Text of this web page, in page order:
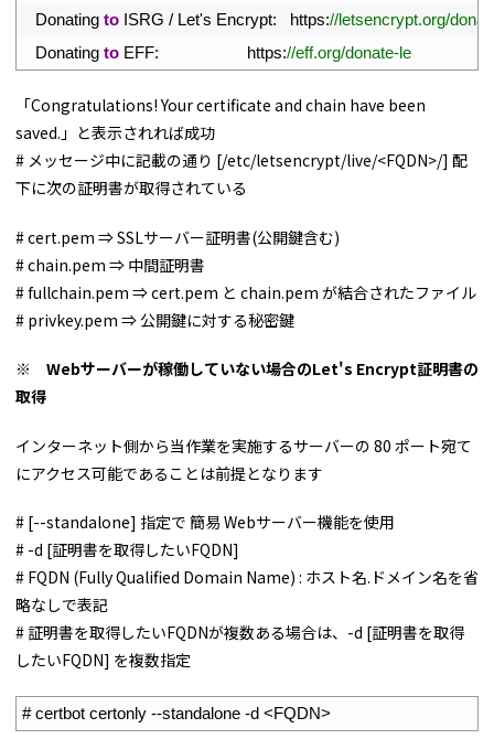
Donating to ISRG / Let's Encrypt: https://letsencrypt.org/
Donating to EFF: https://eff.org/donate-le
「Congratulations! Your certificate and chain have been
saved.」と表示されれば成功
# メッセージ中に記載の通り [/etc/letsencrypt/live/<FQDN>/] 配
下に次の証明書が取得されている
# cert.pem ⇒ SSLサーバー証明書(公開鍵含む)
# chain.pem ⇒ 中間証明書
# fullchain.pem ⇒ cert.pem と chain.pem が結合されたファイル
# privkey.pem ⇒ 公開鍵に対する秘密鍵
※ Webサーバーが稼働していない場合のLet's Encrypt証明書の
取得
インターネット側から当作業を実施するサーバーの 80 ポート宛て
にアクセス可能であることは前提となります
# [--standalone] 指定で 簡易 Webサーバー機能を使用
# -d [証明書を取得したいFQDN]
# FQDN (Fully Qualified Domain Name) : ホスト名.ドメイン名を省
略なしで表記
# 証明書を取得したいFQDNが複数ある場合は、-d [証明書を取得
したいFQDN] を複数指定
# certbot certonly --standalone -d <FQDN>